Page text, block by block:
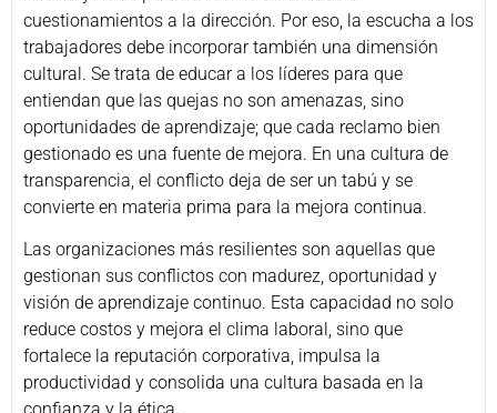
cuestionamientos a la dirección. Por eso, la escucha a los
trabajadores debe incorporar también una dimensión
cultural. Se trata de educar a los líderes para que
entiendan que las quejas no son amenazas, sino
oportunidades de aprendizaje; que cada reclamo bien
gestionado es una fuente de mejora. En una cultura de
transparencia, el conflicto deja de ser un tabú y se
convierte en materia prima para la mejora continua.
Las organizaciones más resilientes son aquellas que
gestionan sus conflictos con madurez, oportunidad y
visión de aprendizaje continuo. Esta capacidad no solo
reduce costos y mejora el clima laboral, sino que
fortalece la reputación corporativa, impulsa la
productividad y consolida una cultura basada en la